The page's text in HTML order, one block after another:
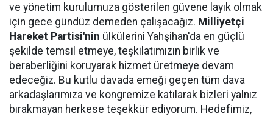
ve yönetim kurulumuza gösterilen güvene layık olmak
için gece gündüz demeden çalışacağız. Milliyetçi
Hareket Partisi'nin ülkülerini Yahşihan'da en güçlü
şekilde temsil etmeye, teşkilatımızın birlik ve
beraberliğini koruyarak hizmet üretmeye devam
edeceğiz. Bu kutlu davada emeği geçen tüm dava
arkadaşlarımıza ve kongremize katılarak bizleri yalnız
bırakmayan herkese teşekkür ediyorum. Hedefimiz,